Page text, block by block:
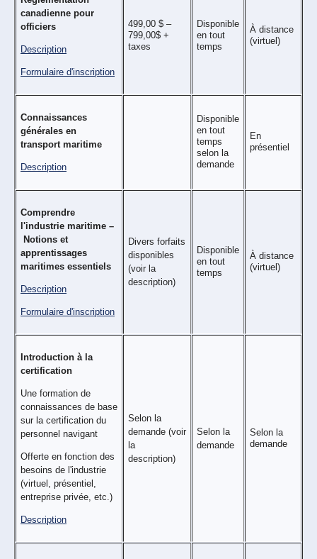
canadienne pour
officiers
Description
Formulaire d'inscription
499,00 $ –
799,00$ +
taxes
Disponible
en tout
temps
À distance
(virtuel)
Connaissances
générales en
transport maritime
Description
Disponible
en tout
temps
selon la
demande
En
présentiel
Comprendre
l'industrie maritime –
Notions et
apprentissages
maritimes essentiels
Description
Formulaire d'inscription
Divers forfaits
disponibles
(voir la
description)
Disponible
en tout
temps
À distance
(virtuel)
Introduction à la
certification
Une formation de
connaissances de base
sur la certification du
personnel navigant
Offerte en fonction des
besoins de l'industrie
(virtuel, présentiel,
entreprise privée, etc.)
Description
Selon la
demande (voir
la
description)
Selon la
demande
Selon la
demande